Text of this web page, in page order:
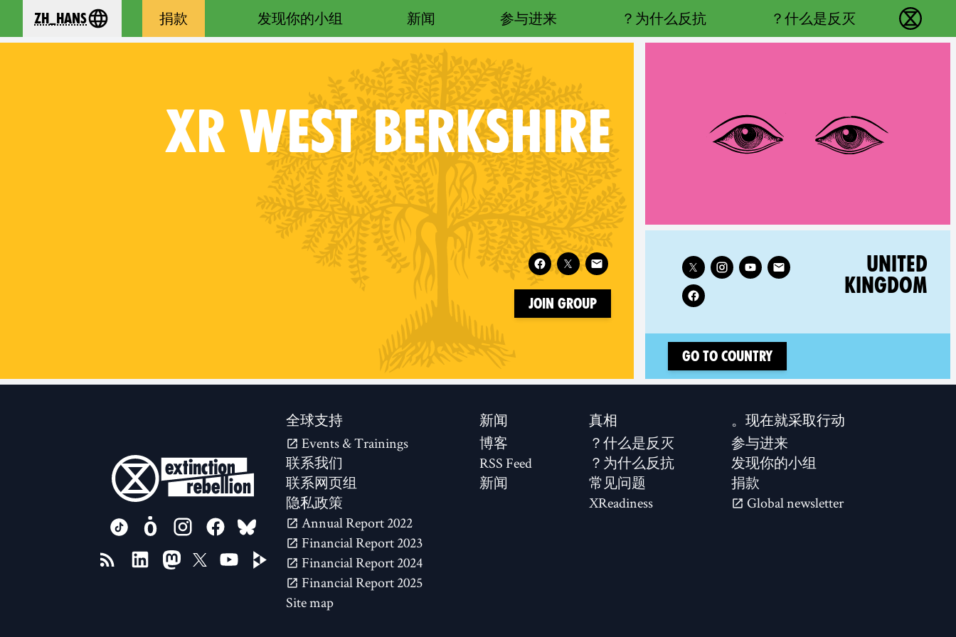
反抗灭绝 - Home
什么是反灭？
为什么反抗？
参与进来
新闻
发现你的小组
捐款
your language
zh_Hans
XRWEST BERKSHIRE
Follow XR West Berkshire on
Join Group
RELATED COUNTRY GROUP:
UNITED
KINGDOM
Follow XR United Kingdom on
Go to country
现在就采取行动。
参与进来
发现你的小组
捐款
Global newsletter
真相
什么是反灭？
为什么反抗？
常见问题
XReadiness
新闻
博客
RSS Feed
新闻
全球支持
Events & Trainings
联系我们
联系网页组
隐私政策
2022 Annual Report
2023 Financial Report
2024 Financial Report
2025 Financial Report
Site map
FOLLOW US ON